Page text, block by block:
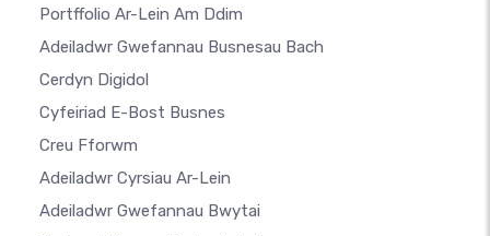
Portffolio Ar-Lein Am Ddim
Adeiladwr Gwefannau Busnesau Bach
Cerdyn Digidol
Cyfeiriad E-Bost Busnes
Creu Fforwm
Adeiladwr Cyrsiau Ar-Lein
Adeiladwr Gwefannau Bwytai